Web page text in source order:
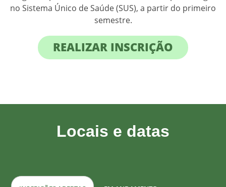
no Sistema Único de Saúde (SUS), a partir do primeiro
semestre.
REALIZAR INSCRIÇÃO
Locais e datas